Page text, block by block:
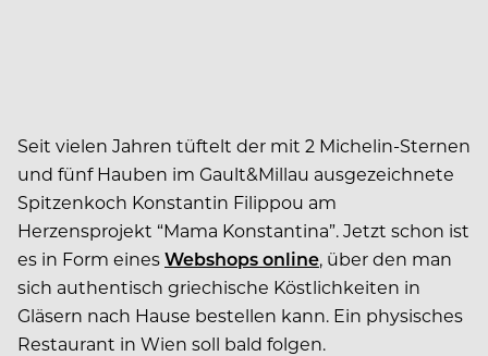
Seit vielen Jahren tüftelt der mit 2 Michelin-Sternen
und fünf Hauben im Gault&Millau ausgezeichnete
Spitzenkoch Konstantin Filippou am
Herzensprojekt “Mama Konstantina”. Jetzt schon ist
es in Form einesWebshops online, über den man
sich authentisch griechische Köstlichkeiten in
Gläsern nach Hause bestellen kann. Ein physisches
Restaurant in Wien soll bald folgen.